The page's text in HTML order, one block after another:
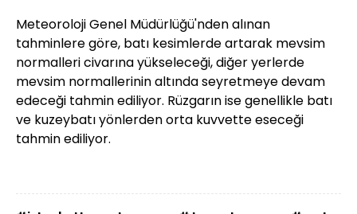
Meteoroloji Genel Müdürlüğü'nden alınan
tahminlere göre, batı kesimlerde artarak mevsim
normalleri civarına yükseleceği, diğer yerlerde
mevsim normallerinin altında seyretmeye devam
edeceği tahmin ediliyor. Rüzgarın ise genellikle batı
ve kuzeybatı yönlerden orta kuvvette eseceği
tahmin ediliyor.